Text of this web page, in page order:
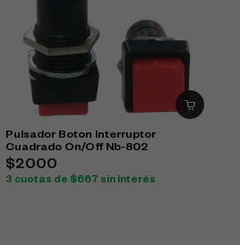
Pulsador Boton Interruptor
Cuadrado On/Off Nb-802
$2000
3 cuotas de $667 sin interés